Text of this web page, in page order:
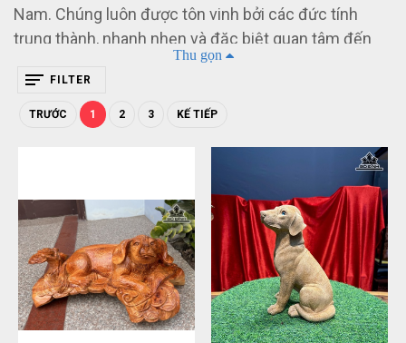
Nam. Chúng luôn được tôn vinh bởi các đức tính
trung thành, nhanh nhẹn và đặc biệt quan tâm đến
chủ khi không chỉ canh gác nhà cửa mà còn trở
thành “người bạn”. Ngày nay, những mẫu tượng Chó
được lựa chọn thờ cúng phổ biến tại các đền thờ,
suôn sẻ và thuận lợi đến với cuộc sống chúng ta.
1. Những lưu ý khi lựa chọn và sử
dụng tượng Chó
1.1. Chất liệu làm nên chất lượng
Trước hết, khi chọn bất kỳ sản phẩm nào, không
Thu gọn
FILTER
TRƯỚC 1 2 3 KẾ TIẾP